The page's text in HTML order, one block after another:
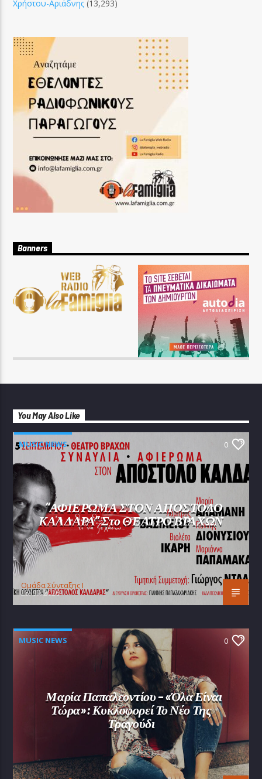
Χρήστου-Αριάδνης (13,293)
Banners
You May Also Like
MUSIC NEWS 0
“ΑΦΙΕΡΩΜΑ ΣΤΟΝ ΑΠΟΣΤΟΛΟ
ΚΑΛΔΑΡΑ” Στο ΘΕΑΤΡΟ ΒΡΑΧΩΝ
Oμάδα Σύνταξης Ι
25/07/2026
MUSIC NEWS 0
Μαρία Παπαλεοντίου – «Όλα Είναι
Τώρα»: Κυκλοφορεί Το Νέο Της
Τραγούδι